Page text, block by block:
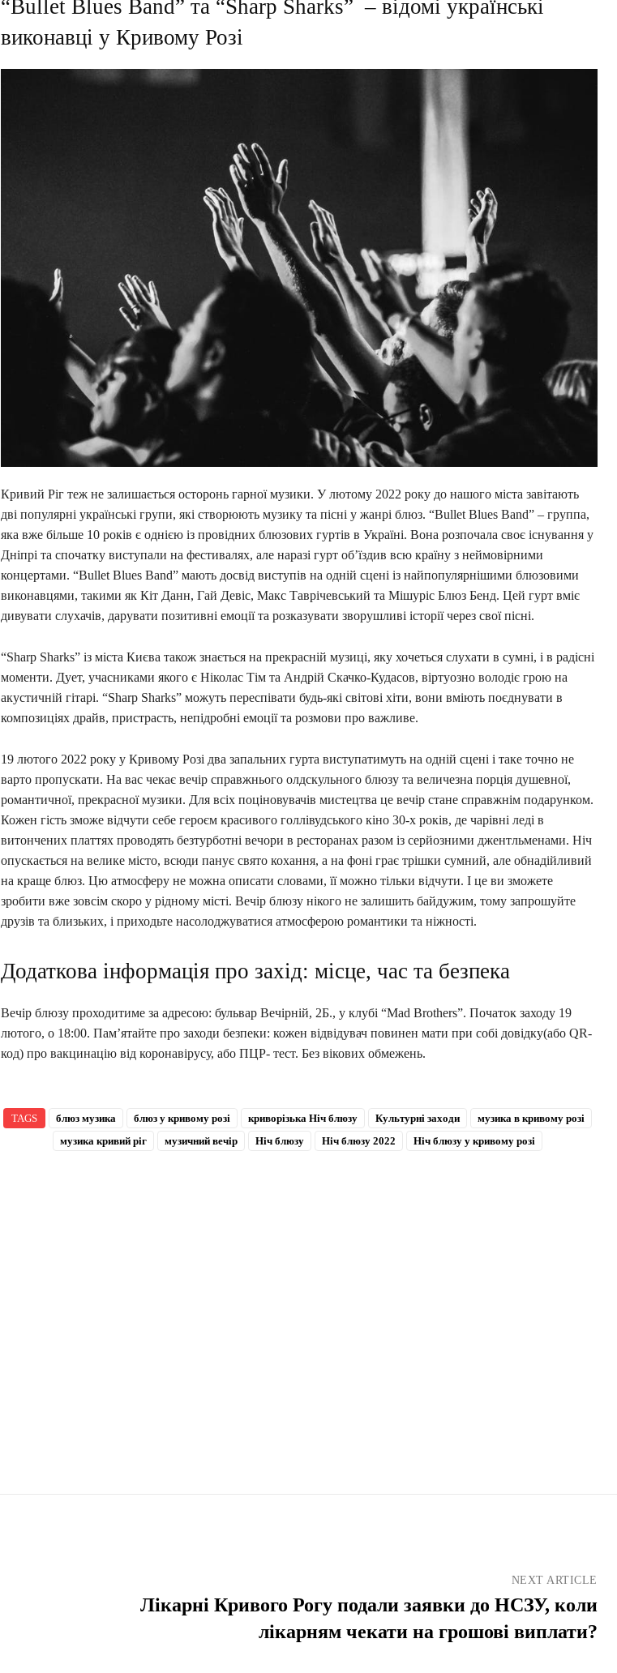
“Bullet Blues Band” та “Sharp Sharks” – відомі українські
виконавці у Кривому Розі
Кривий Ріг теж не залишається осторонь гарної музики. У лютому 2022 року до нашого міста завітають
дві популярні українські групи, які створюють музику та пісні у жанрі блюз. “Bullet Blues Band” – группа,
яка вже більше 10 років є однією із провідних блюзових гуртів в Україні. Вона розпочала своє існування у
Дніпрі та спочатку виступали на фестивалях, але наразі гурт об’їздив всю країну з неймовірними
концертами. “Bullet Blues Band” мають досвід виступів на одній сцені із найпопулярнішими блюзовими
виконавцями, такими як Кіт Данн, Гай Девіс, Макс Таврічевський та Мішуріс Блюз Бенд. Цей гурт вміє
дивувати слухачів, дарувати позитивні емоції та розказувати зворушливі історії через свої пісні.
“Sharp Sharks” із міста Києва також знається на прекрасній музиці, яку хочеться слухати в сумні, і в радісні
моменти. Дует, учасниками якого є Ніколас Тім та Андрій Скачко-Кудасов, віртуозно володіє грою на
акустичній гітарі. “Sharp Sharks” можуть переспівати будь-які світові хіти, вони вміють поєднувати в
композиціях драйв, пристрасть, непідробні емоції та розмови про важливе.
19 лютого 2022 року у Кривому Розі два запальних гурта виступатимуть на одній сцені і таке точно не
варто пропускати. На вас чекає вечір справжнього олдскульного блюзу та величезна порція душевної,
романтичної, прекрасної музики. Для всіх поціновувачів мистецтва це вечір стане справжнім подарунком.
Кожен гість зможе відчути себе героєм красивого голлівудського кіно 30-х років, де чарівні леді в
витончених платтях проводять безтурботні вечори в ресторанах разом із серйозними джентльменами. Ніч
опускається на велике місто, всюди панує свято кохання, а на фоні грає трішки сумний, але обнадійливий
на краще блюз. Цю атмосферу не можна описати словами, її можно тільки відчути. І це ви зможете
зробити вже зовсім скоро у рідному місті. Вечір блюзу нікого не залишить байдужим, тому запрошуйте
друзів та близьких, і приходьте насолоджуватися атмосферою романтики та ніжності.
Додаткова інформація про захід: місце, час та безпека
Вечір блюзу проходитиме за адресою: бульвар Вечірній, 2Б., у клубі “Mad Brothers”. Початок заходу 19
лютого, о 18:00. Пам’ятайте про заходи безпеки: кожен відвідувач повинен мати при собі довідку(або QR-
код) про вакцинацію від коронавірусу, або ПЦР- тест. Без вікових обмежень.
TAGS блюз музика блюз у кривому розі криворізька Ніч блюзу Культурні заходи
музика в кривому розі
музика кривий ріг
музичний вечір Ніч блюзу Ніч блюзу 2022 Ніч блюзу у кривому розі
NEXT ARTICLE
Лікарні Кривого Рогу подали заявки до НСЗУ, коли
лікарням чекати на грошові виплати?